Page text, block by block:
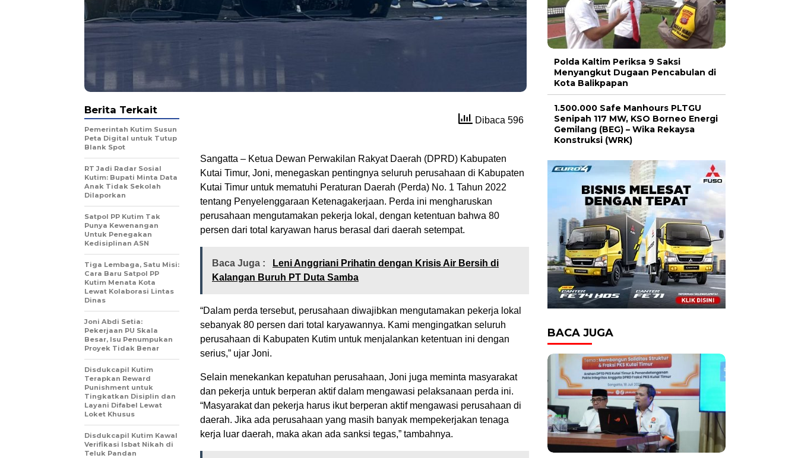
Dibaca 596
Sangatta – Ketua Dewan Perwakilan Rakyat Daerah (DPRD) Kabupaten
Kutai Timur, Joni, menegaskan pentingnya seluruh perusahaan di Kabupaten
Kutai Timur untuk mematuhi Peraturan Daerah (Perda) No. 1 Tahun 2022
tentang Penyelenggaraan Ketenagakerjaan. Perda ini mengharuskan
perusahaan mengutamakan pekerja lokal, dengan ketentuan bahwa 80
persen dari total karyawan harus berasal dari daerah setempat.
Baca Juga :
Leni Anggriani Prihatin dengan Krisis Air Bersih di
Kalangan Buruh PT Duta Samba
“Dalam perda tersebut, perusahaan diwajibkan mengutamakan pekerja lokal
sebanyak 80 persen dari total karyawannya. Kami mengingatkan seluruh
perusahaan di Kabupaten Kutim untuk menjalankan ketentuan ini dengan
serius,” ujar Joni.
Selain menekankan kepatuhan perusahaan, Joni juga meminta masyarakat
dan pekerja untuk berperan aktif dalam mengawasi pelaksanaan perda ini.
“Masyarakat dan pekerja harus ikut berperan aktif mengawasi perusahaan di
daerah. Jika ada perusahaan yang masih banyak mempekerjakan tenaga
kerja luar daerah, maka akan ada sanksi tegas,” tambahnya.
Berita Terkait
Pemerintah Kutim Susun
Peta Digital untuk Tutup
Blank Spot
RT Jadi Radar Sosial
Kutim: Bupati Minta Data
Anak Tidak Sekolah
Dilaporkan
Satpol PP Kutim Tak
Punya Kewenangan
Untuk Penegakan
Kedisiplinan ASN
Tiga Lembaga, Satu Misi:
Cara Baru Satpol PP
Kutim Menata Kota
Lewat Kolaborasi Lintas
Dinas
Joni Abdi Setia:
Pekerjaan PU Skala
Besar, Isu Penumpukan
Proyek Tidak Benar
Disdukcapil Kutim
Terapkan Reward
Punishment untuk
Tingkatkan Disiplin dan
Layani Difabel Lewat
Loket Khusus
Disdukcapil Kutim Kawal
Verifikasi Isbat Nikah di
Teluk Pandan
Polda Kaltim Periksa 9 Saksi
Menyangkut Dugaan Pencabulan di
Kota Balikpapan
1.500.000 Safe Manhours PLTGU
Senipah 117 MW, KSO Borneo Energi
Gemilang (BEG) – Wika Rekaysa
Konstruksi (WRK)
BACA JUGA